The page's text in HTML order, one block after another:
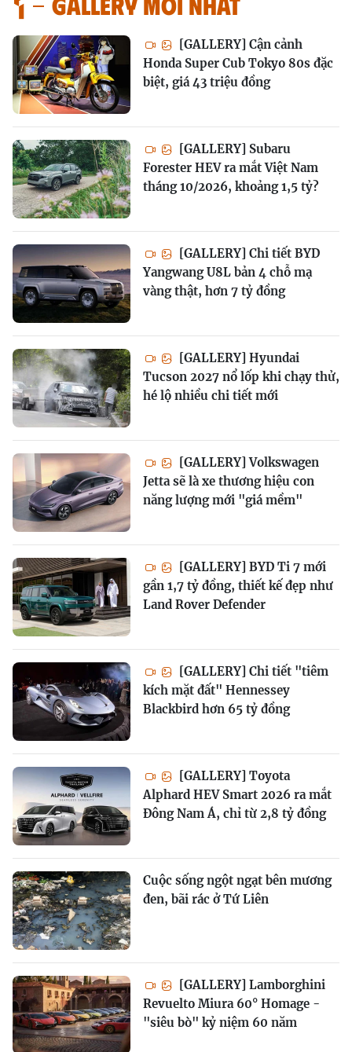
[GALLERY] Cận cảnh
Honda Super Cub Tokyo 80s đặc
biệt, giá 43 triệu đồng
[GALLERY] Subaru
Forester HEV ra mắt Việt Nam
tháng 10/2026, khoảng 1,5 tỷ?
[GALLERY] Chi tiết BYD
Yangwang U8L bản 4 chỗ mạ
vàng thật, hơn 7 tỷ đồng
[GALLERY] Hyundai
Tucson 2027 nổ lốp khi chạy thử,
hé lộ nhiều chi tiết mới
[GALLERY] Volkswagen
Jetta sẽ là xe thương hiệu con
năng lượng mới "giá mềm"
[GALLERY] BYD Ti 7 mới
gần 1,7 tỷ đồng, thiết kế đẹp như
Land Rover Defender
[GALLERY] Chi tiết "tiêm
kích mặt đất" Hennessey
Blackbird hơn 65 tỷ đồng
[GALLERY] Toyota
Alphard HEV Smart 2026 ra mắt
Đông Nam Á, chỉ từ 2,8 tỷ đồng
Cuộc sống ngột ngạt bên mương
đen, bãi rác ở Tứ Liên
[GALLERY] Lamborghini
Revuelto Miura 60° Homage -
"siêu bò" kỷ niệm 60 năm